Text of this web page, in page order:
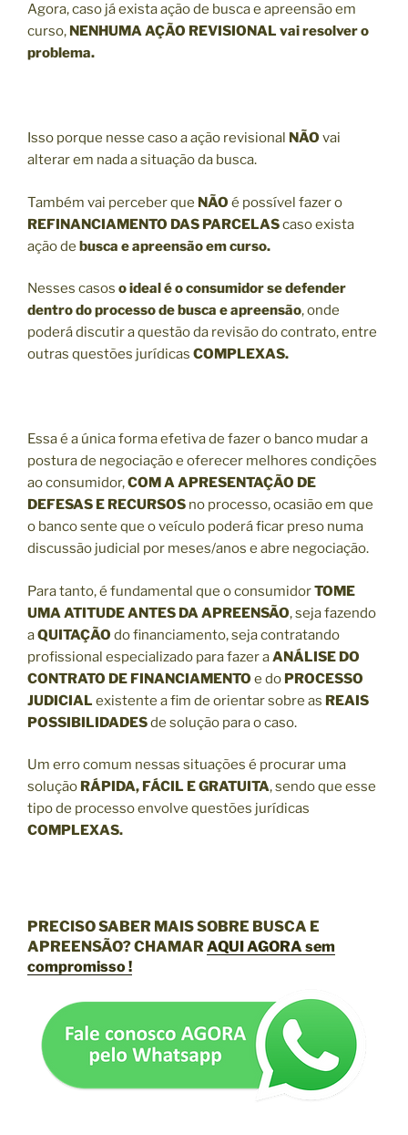
Agora, caso já exista ação de busca e apreensão em
curso, NENHUMA AÇÃO REVISIONAL vai resolver o
problema.
Isso porque nesse caso a ação revisional NÃO vai
alterar em nada a situação da busca.
Também vai perceber que NÃO é possível fazer o
REFINANCIAMENTO DAS PARCELAScaso exista
ação de busca e apreensão em curso.
Nesses casos o ideal é o consumidor se defender
dentro do processo de busca e apreensão, onde
poderá discutir a questão da revisão do contrato, entre
outras questões jurídicas COMPLEXAS.
Essa é a única forma efetiva de fazer o banco mudar a
postura de negociação e oferecer melhores condições
ao consumidor,COM A APRESENTAÇÃO DE
DEFESAS E RECURSOS no processo, ocasião em que
o banco sente que o veículo poderá ficar preso numa
discussão judicial por meses/anos e abre negociação.
Para tanto, é fundamental que o consumidorTOME
UMA ATITUDE ANTES DA APREENSÃO, seja fazendo
aQUITAÇÃO do financiamento, seja contratando
profissional especializado para fazer aANÁLISE DO
CONTRATO DE FINANCIAMENTO e do PROCESSO
JUDICIAL existente a fim de orientar sobre as REAIS
POSSIBILIDADESde solução para o caso.
Um erro comum nessas situações é procurar uma
solução RÁPIDA, FÁCIL E GRATUITA, sendo que esse
tipo de processo envolve questões jurídicas
COMPLEXAS.
PRECISO SABER MAIS SOBRE BUSCA E
APREENSÃO?CHAMARAQUI AGORA sem
compromisso !